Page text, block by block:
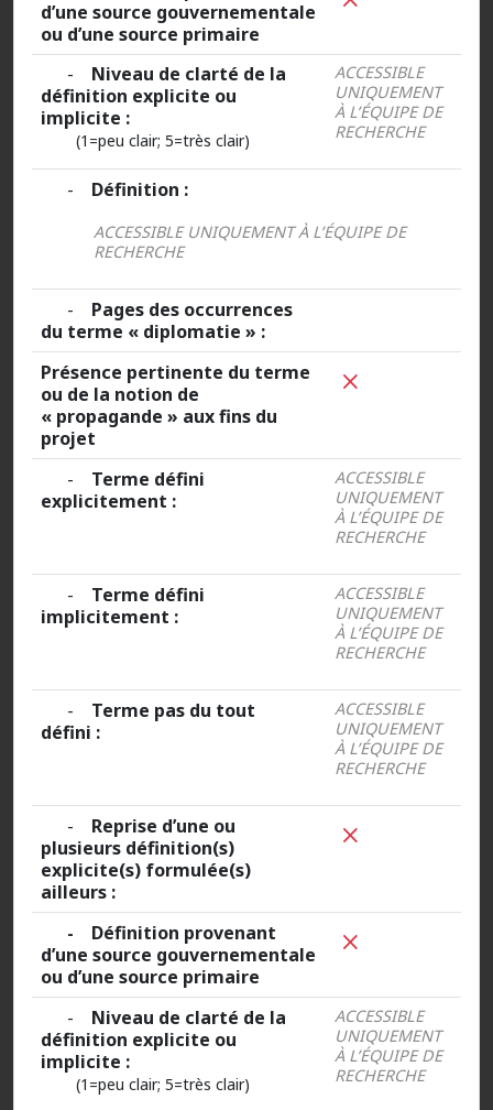
d’une source gouvernementale
ou d’une source primaire
- Niveau de clarté de la
définition explicite ou
implicite :
(1=peu clair; 5=très clair)
ACCESSIBLE
UNIQUEMENT
À L’ÉQUIPE DE
RECHERCHE
- Définition :
ACCESSIBLE UNIQUEMENT À L’ÉQUIPE DE
RECHERCHE
- Pages des occurrences
du terme « diplomatie » :
Présence pertinente du terme
ou de la notion de
« propagande » aux fins du
projet
- Terme défini
explicitement :
ACCESSIBLE
UNIQUEMENT
À L’ÉQUIPE DE
RECHERCHE
- Terme défini
implicitement :
ACCESSIBLE
UNIQUEMENT
À L’ÉQUIPE DE
RECHERCHE
- Terme pas du tout
défini :
ACCESSIBLE
UNIQUEMENT
À L’ÉQUIPE DE
RECHERCHE
- Reprise d’une ou
plusieurs définition(s)
explicite(s) formulée(s)
ailleurs :
- Définition provenant
d’une source gouvernementale
ou d’une source primaire
- Niveau de clarté de la
définition explicite ou
implicite :
(1=peu clair; 5=très clair)
ACCESSIBLE
UNIQUEMENT
À L’ÉQUIPE DE
RECHERCHE